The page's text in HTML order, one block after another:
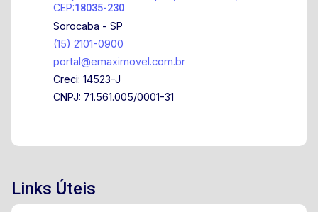
CEP:18035-230
Sorocaba - SP
(15) 2101-0900
portal@emaximovel.com.br
Creci: 14523-J
CNPJ: 71.561.005/0001-31
Links Úteis